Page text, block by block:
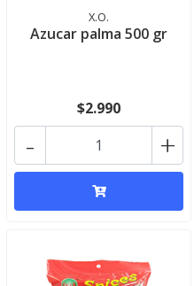
X.O.
Azucar palma 500 gr
$2.990
+
-